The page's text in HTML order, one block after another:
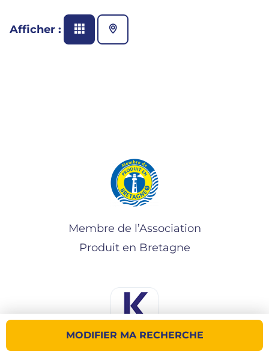
MODIFIER MA RECHERCHE
Afficher :
Membre de l’Association
Produit en Bretagne